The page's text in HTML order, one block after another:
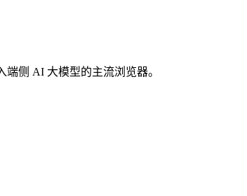
侧 AI 大模型的主流浏览器。